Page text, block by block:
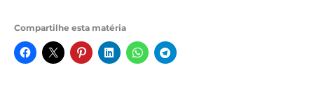
Compartilhe esta matéria